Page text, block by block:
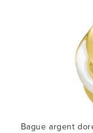
Bague argent